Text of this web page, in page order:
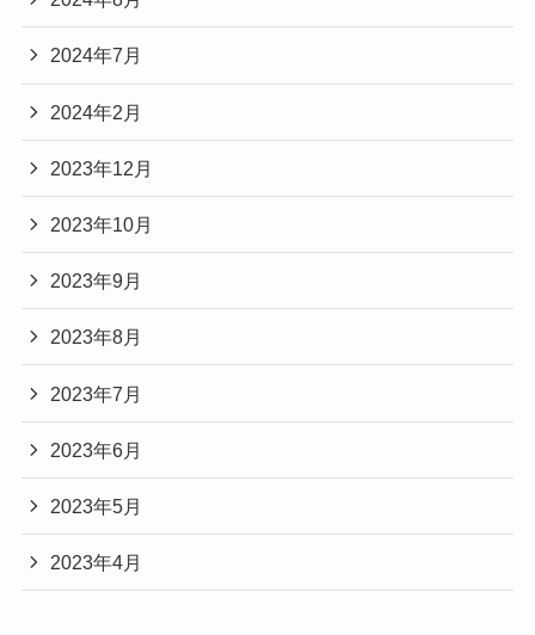
2024年7月
2024年2月
2023年12月
2023年10月
2023年9月
2023年8月
2023年7月
2023年6月
2023年5月
2023年4月